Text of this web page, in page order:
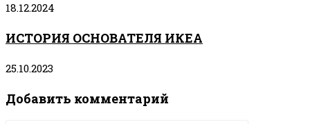
18.12.2024
ИСТОРИЯ ОСНОВАТЕЛЯ ИКЕА
25.10.2023
Добавить комментарий